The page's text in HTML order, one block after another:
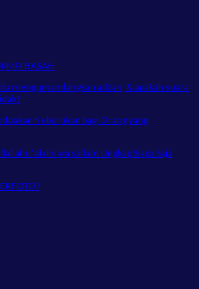
BASAH
mengumandangkan adzan, & apakah suara
Keburukan bagi Orang yang
‘alaihi wa sallam Ungkap Siapa Saja